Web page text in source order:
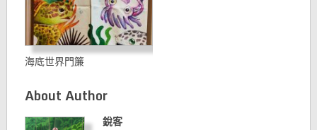
海底世界門簾
About Author
銳客